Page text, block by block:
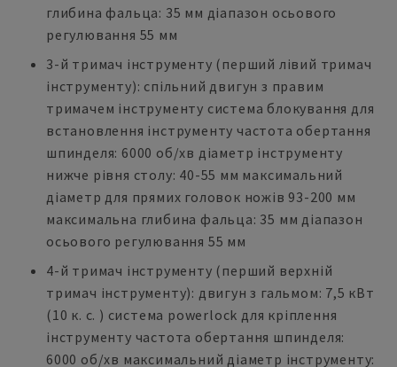
глибина фальца: 35 мм діапазон осьового
регулювання 55 мм
3-й тримач інструменту (перший лівий тримач
інструменту): спільний двигун з правим
тримачем інструменту система блокування для
встановлення інструменту частота обертання
шпинделя: 6000 об/хв діаметр інструменту
нижче рівня столу: 40-55 мм максимальний
діаметр для прямих головок ножів 93-200 мм
максимальна глибина фальца: 35 мм діапазон
осьового регулювання 55 мм
4-й тримач інструменту (перший верхній
тримач інструменту): двигун з гальмом: 7,5 кВт
(10 к. с. ) система powerlock для кріплення
інструменту частота обертання шпинделя:
6000 об/хв максимальний діаметр інструменту: